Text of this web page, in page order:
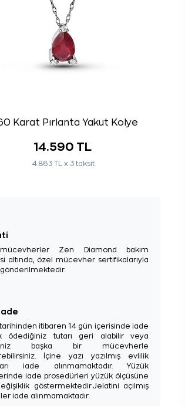
Karat Pırlanta Yakut Kolye
14.590 TL
4.863 TL x 3 taksit
Zen Diamond bakım
altında, özel mücevher sertifikalarıyla
itibaren 14 gün içerisinde iade
ödediğiniz tutarı geri alabilir veya
başka bir mücevherle
İçine yazı yazılmış evlilik
iade alınmamaktadır. Yüzük
iade prosedürleri yüzük ölçüsüne
göstermektedir.Jelatini açılmış
iade alınmamaktadır.